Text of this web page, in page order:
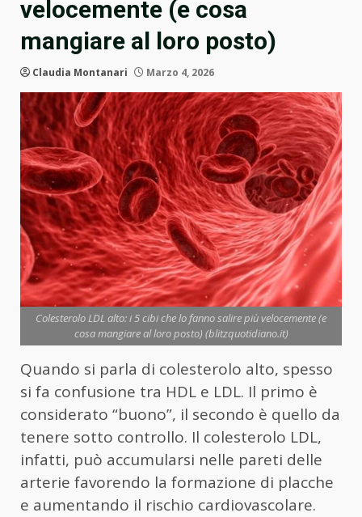
velocemente (e cosa
mangiare al loro posto)
Claudia Montanari Marzo 4, 2026
Colesterolo LDL alto: i 5 cibi che lo fanno salire più velocemente (e
cosa mangiare al loro posto) (blitzquotidiano.it)
Quando si parla di colesterolo alto, spesso
si fa confusione tra HDL e LDL. Il primo è
considerato “buono”, il secondo è quello da
tenere sotto controllo. Il colesterolo LDL,
infatti, può accumularsi nelle pareti delle
arterie favorendo la formazione di placche
e aumentando il rischio cardiovascolare.